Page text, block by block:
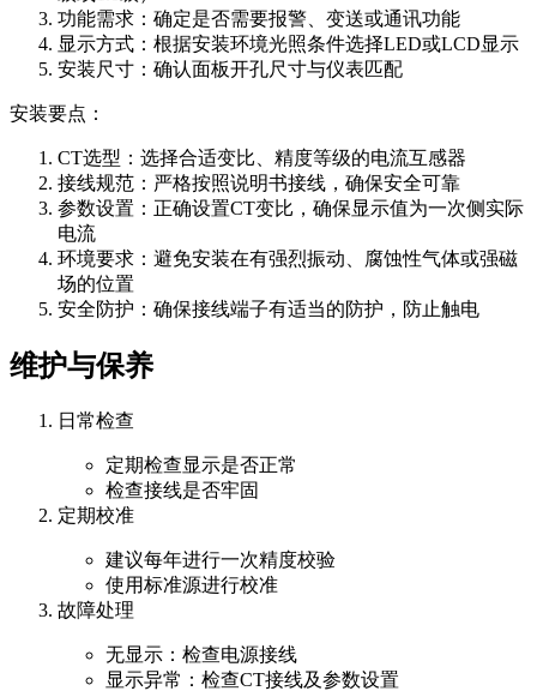
功能需求：确定是否需要报警、变送或通讯功能
显示方式：根据安装环境光照条件选择LED或LCD显示
安装尺寸：确认面板开孔尺寸与仪表匹配
安装要点：
CT选型：选择合适变比、精度等级的电流互感器
接线规范：严格按照说明书接线，确保安全可靠
参数设置：正确设置CT变比，确保显示值为一次侧实际
电流
环境要求：避免安装在有强烈振动、腐蚀性气体或强磁
场的位置
安全防护：确保接线端子有适当的防护，防止触电
维护与保养
日常检查
定期检查显示是否正常
检查接线是否牢固
定期校准
建议每年进行一次精度校验
使用标准源进行校准
故障处理
无显示：检查电源接线
显示异常：检查CT接线及参数设置